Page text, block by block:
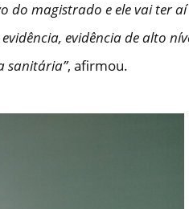
do magistrado e ele vai ter
evidência de alto
sanitária”, afirmou.